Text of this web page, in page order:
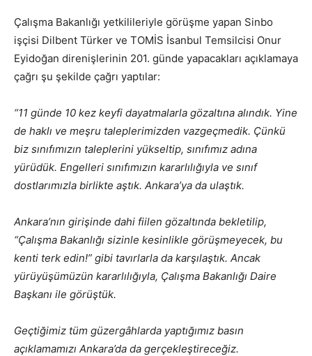
Çalışma Bakanlığı yetkilileriyle görüşme yapan Sinbo
işçisi Dilbent Türker ve TOMİS İsanbul Temsilcisi Onur
Eyidoğan direnişlerinin 201. günde yapacakları açıklamaya
çağrı şu şekilde çağrı yaptılar:
“11 günde 10 kez keyfi dayatmalarla gözaltına alındık. Yine
de haklı ve meşru taleplerimizden vazgeçmedik. Çünkü
biz sınıfımızın taleplerini yükseltip, sınıfımız adına
yürüdük. Engelleri sınıfımızın kararlılığıyla ve sınıf
dostlarımızla birlikte aştık. Ankara’ya da ulaştık.
Ankara’nın girişinde dahi fiilen gözaltında bekletilip,
“Çalışma Bakanlığı sizinle kesinlikle görüşmeyecek, bu
kenti terk edin!” gibi tavırlarla da karşılaştık. Ancak
yürüyüşümüzün kararlılığıyla, Çalışma Bakanlığı Daire
Başkanı ile görüştük.
Geçtiğimiz tüm güzergâhlarda yaptığımız basın
açıklamamızı Ankara’da da gerçekleştireceğiz.